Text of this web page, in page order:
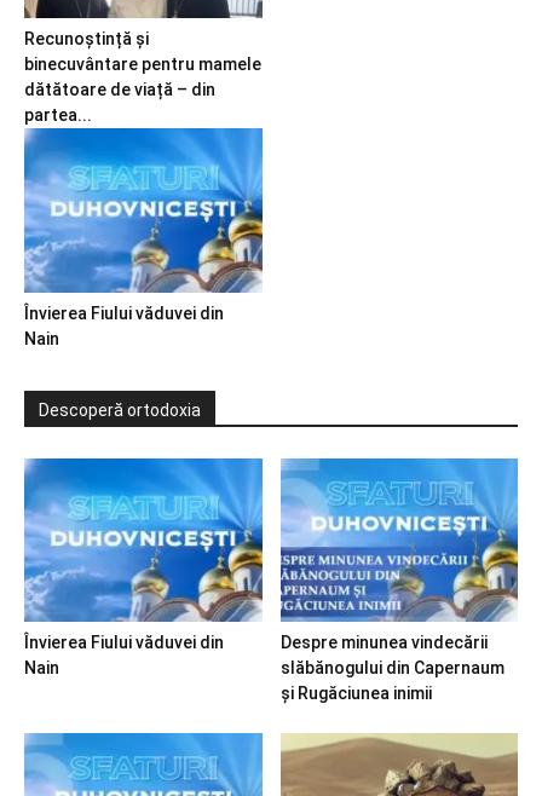
Recunoștință și
binecuvântare pentru mamele
dătătoare de viață – din
partea...
Învierea Fiului văduvei din
Nain
Descoperă ortodoxia
Învierea Fiului văduvei din
Nain
Despre minunea vindecării
slăbănogului din Capernaum
și Rugăciunea inimii